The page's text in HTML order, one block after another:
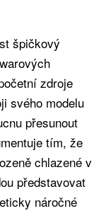
špičkový
zdroje
svého modelu
přesunout
tím, že
chlazené v
představovat
náročné